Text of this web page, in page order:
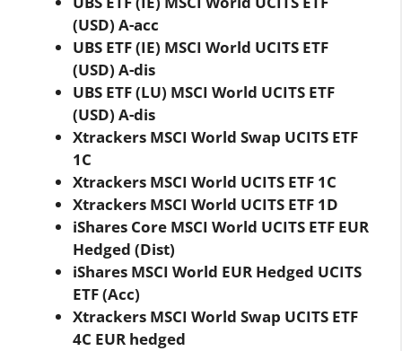
(USD) A-acc
UBS ETF (IE) MSCI World UCITS ETF
(USD) A-dis
UBS ETF (LU) MSCI World UCITS ETF
(USD) A-dis
Xtrackers MSCI World Swap UCITS ETF
1C
Xtrackers MSCI World UCITS ETF 1C
Xtrackers MSCI World UCITS ETF 1D
iShares Core MSCI World UCITS ETF EUR
Hedged (Dist)
iShares MSCI World EUR Hedged UCITS
ETF (Acc)
Xtrackers MSCI World Swap UCITS ETF
4C EUR hedged